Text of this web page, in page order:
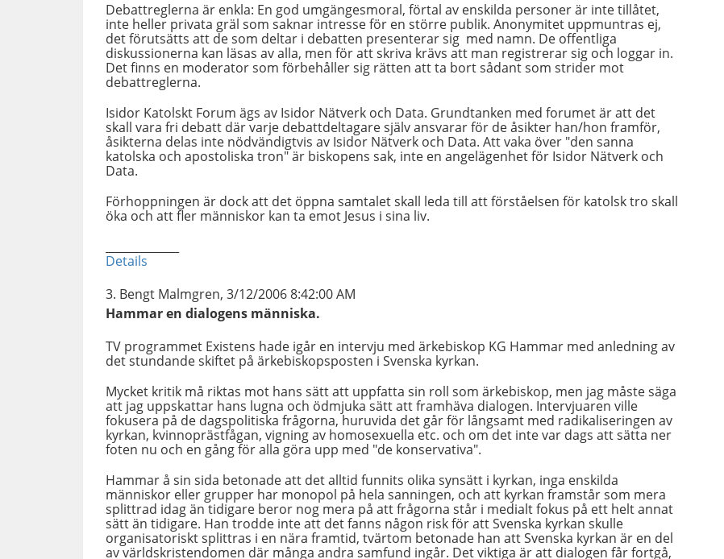
Debattreglerna är enkla: En god umgängesmoral, förtal av enskilda personer är inte tillåtet,
inte heller privata gräl som saknar intresse för en större publik. Anonymitet uppmuntras ej,
det förutsätts att de som deltar i debatten presenterar sig med namn. De offentliga
diskussionerna kan läsas av alla, men för att skriva krävs att man registrerar sig och loggar in.
Det finns en moderator som förbehåller sig rätten att ta bort sådant som strider mot
debattreglerna.
Isidor Katolskt Forum ägs av Isidor Nätverk och Data. Grundtanken med forumet är att det
skall vara fri debatt där varje debattdeltagare själv ansvarar för de åsikter han/hon framför,
åsikterna delas inte nödvändigtvis av Isidor Nätverk och Data. Att vaka över "den sanna
katolska och apostoliska tron" är biskopens sak, inte en angelägenhet för Isidor Nätverk och
Data.
Förhoppningen är dock att det öppna samtalet skall leda till att förståelsen för katolsk tro skall
öka och att fler människor kan ta emot Jesus i sina liv.
Details
Bengt Malmgren, 3/12/2006 8:42:00 AM
Hammar en dialogens människa.
TV programmet Existens hade igår en intervju med ärkebiskop KG Hammar med anledning av
det stundande skiftet på ärkebiskopsposten i Svenska kyrkan.
Mycket kritik må riktas mot hans sätt att uppfatta sin roll som ärkebiskop, men jag måste säga
att jag uppskattar hans lugna och ödmjuka sätt att framhäva dialogen. Intervjuaren ville
fokusera på de dagspolitiska frågorna, huruvida det går för långsamt med radikaliseringen av
kyrkan, kvinnoprästfågan, vigning av homosexuella etc. och om det inte var dags att sätta ner
foten nu och en gång för alla göra upp med "de konservativa".
Hammar å sin sida betonade att det alltid funnits olika synsätt i kyrkan, inga enskilda
människor eller grupper har monopol på hela sanningen, och att kyrkan framstår som mera
splittrad idag än tidigare beror nog mera på att frågorna står i medialt fokus på ett helt annat
sätt än tidigare. Han trodde inte att det fanns någon risk för att Svenska kyrkan skulle
organisatoriskt splittras i en nära framtid, tvärtom betonade han att Svenska kyrkan är en del
av världskristendomen där många andra samfund ingår. Det viktiga är att dialogen får fortgå,